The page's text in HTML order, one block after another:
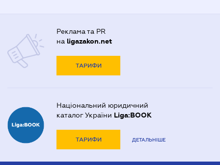
Реклама та PR
на ligazakon.net
ТАРИФИ
Національний юридичний
каталог України Liga:BOOK
ТАРИФИ ДЕТАЛЬНІШЕ